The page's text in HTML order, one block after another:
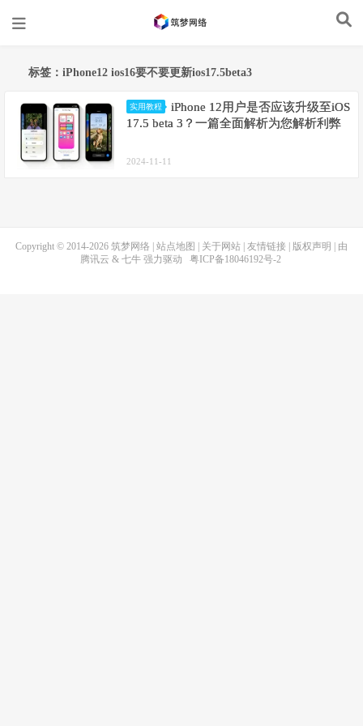
标签：iPhone12 ios16要不要更新ios17.5beta3
实用教程
iPhone 12用户是否应该升级至iOS
17.5 beta 3？一篇全面解析为您解析利弊
2024-11-11
Copyright © 2014-2026 筑梦网络 站点地图 关于网站 友情链接 版权声明
| 由
腾讯云 & 七牛强力驱动 粤ICP备18046192号-2